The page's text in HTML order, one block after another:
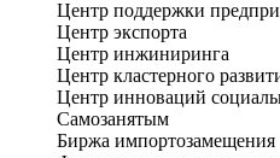
Центр поддержки
Центр экспорта
Центр инжиниринга
Центр кластерного
Центр инноваций
Cамозанятым
Биржа импортозамещения